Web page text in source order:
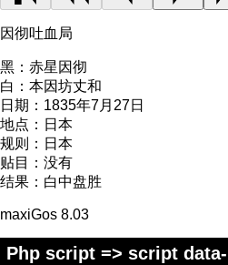
因彻吐血局
黑： 赤星因彻
白： 本因坊丈和
日期： 1835年7月27日
地点： 日本
规则： 日本
贴目： 没有
结果： 白中盘胜
maxiGos 8.03
Php script => script